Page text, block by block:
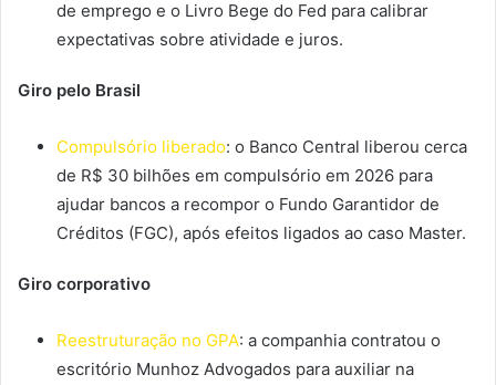
de emprego e o Livro Bege do Fed para calibrar
expectativas sobre atividade e juros.
Giro pelo Brasil
Compulsório liberado: o Banco Central liberou cerca
de R$ 30 bilhões em compulsório em 2026 para
ajudar bancos a recompor o Fundo Garantidor de
Créditos (FGC), após efeitos ligados ao caso Master.
Giro corporativo
Reestruturação no GPA: a companhia contratou o
escritório Munhoz Advogados para auxiliar na